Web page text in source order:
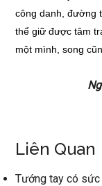
công danh, đường
thể giữ được tâm
một mình, song
Liên Quan
Tướng tay có